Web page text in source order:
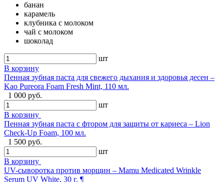
банан
карамель
клубника с молоком
чай с молоком
шоколад
шт
В корзину
Пенная зубная паста для свежего дыхания и здоровья десен –
Kao Pureora Foam Fresh Mint, 110 мл.
1 000 руб.
шт
В корзину
Пенная зубная паста с фтором для защиты от кариеса – Lion
Check-Up Foam, 100 мл.
1 500 руб.
шт
В корзину
UV-сыворотка против морщин – Mamu Medicated Wrinkle
Serum UV White, 30 г. ¶